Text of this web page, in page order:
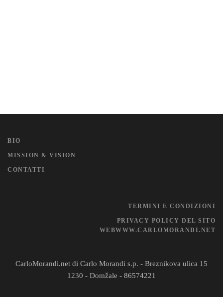
BIO
MISSION & VISION
CONTATTI
TERMINI E CONDIZIONI
PRIVACY POLICY DEL SITO
WEBWWW.CARLOMORANDI.NET
CarloMorandi.net di Carlo Morandi s.p. - Breznikova ulica 15
1230 - Domžale - 86574221